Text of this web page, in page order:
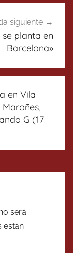
siguiente
se planta en
Barcelona»
en Vila
G (17
será
están